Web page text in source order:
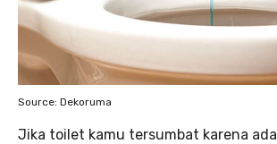
Source: Dekoruma
Jika toilet kamu tersumbat karena ada